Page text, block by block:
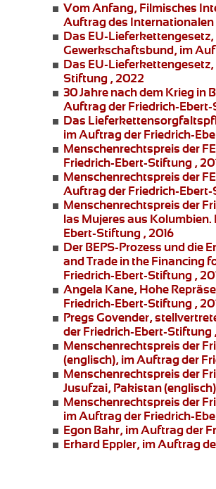
Vom Anfang, Filmisches
Auftrag des
Das EU-Lieferkettengesetz
Gewerkschaftsbund, im
Das EU-Lieferkettengesetz
Stiftung , 2022
30 Jahre nach dem Krieg in
Auftrag der Friedrich-
Das
im Auftrag der Friedrich-
Menschenrechtspreis der
Friedrich-Ebert-Stiftung ,
Menschenrechtspreis der
Auftrag der Friedrich-Ebert-
Menschenrechtspreis der
las Mujeres aus Kolumbien.
Ebert-Stiftung , 2016
Der BEPS-Prozess und die
and Trade in the Financing
Friedrich-Ebert-Stiftung ,
Angela Kane, Hohe
Friedrich-Ebert-Stiftung ,
Pregs Govender,
der Friedrich-Ebert-Stiftung
Menschenrechtspreis der
(englisch), im Auftrag der
Menschenrechtspreis der
Jusufzai, Pakistan
Menschenrechtspreis der
im Auftrag der Friedrich-
Egon Bahr, im Auftrag der
Erhard Eppler, im Auftrag